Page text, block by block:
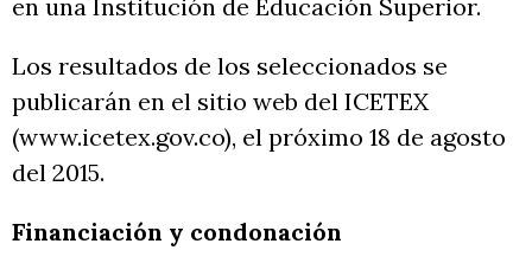
en una Institución de Educación Superior.
Los resultados de los seleccionados se
publicarán en el sitio web del ICETEX
(www.icetex.gov.co), el próximo 18 de agosto
del 2015.
Financiación y condonación